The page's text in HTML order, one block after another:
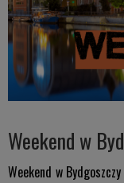
Weekend w
Weekend w